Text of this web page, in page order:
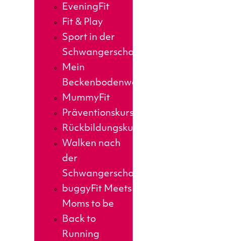
EveningFit
Fit & Play
Sport in der
Schwangerschaft
Mein
Beckenbodenworkout
MummyFit
Präventionskurse
Rückbildungskurs
Walken nach
der
Schwangerschaft
buggyFit Meets
Moms to be
Back to
Running